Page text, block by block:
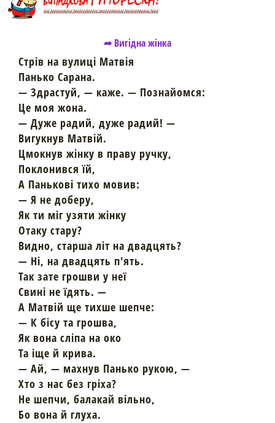
➦ Вигідна жінка
Стрів на вулиці Матвія
Панько Сарана.
— Здрастуй, — каже. — Познайомся:
Це моя жона.
— Дуже радий, дуже радий! —
Вигукнув Матвій.
Цмокнув жінку в праву ручку,
Поклонився їй,
А Панькові тихо мовив:
— Я не доберу,
Як ти міг узяти жінку
Отаку стару?
Видно, старша літ на двадцять?
— Ні, на двадцять п'ять.
Так зате грошви у неї
Свині не їдять. —
А Матвій ще тихше шепче:
— К бісу та грошва,
Як вона сліпа на око
Та іще й крива.
— Ай, — махнув Панько рукою, —
Хто з нас без гріха?
Не шепчи, балакай вільно,
Бо вона й глуха.